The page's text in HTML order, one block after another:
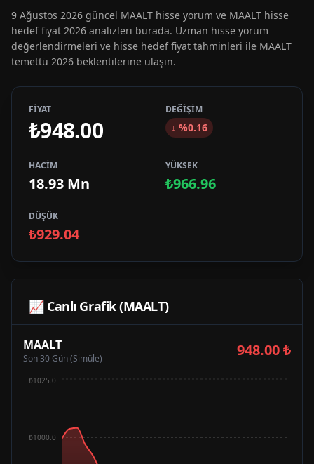
9 Ağustos 2026 güncel MAALT hisse yorum ve MAALT hisse
hedef fiyat 2026 analizleri burada. Uzman hisse yorum
değerlendirmeleri ve hisse hedef fiyat tahminleri ile MAALT
temettü 2026 beklentilerine ulaşın.
FİYAT
₺948.00
DEĞİŞİM
↓ %0.16
HACİM
18.93 Mn
YÜKSEK
₺966.96
DÜŞÜK
₺929.04
📈 Canlı Grafik (MAALT)
MAALT
Son 30 Gün (Simüle) 948.00₺
₺1000.0
₺1025.0